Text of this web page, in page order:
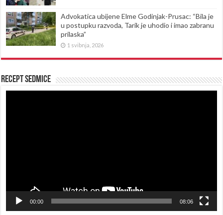
Advokatica ubijene Elme Godinjak-Prusac: “Bila je
u postupku razvoda, Tarik je uhodio i imao zabranu
prilaska”
1 svibnja, 2026
Recept sedmice
00:00 08:06